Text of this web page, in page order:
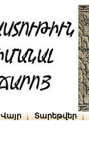
Վայր Տարեթվեր